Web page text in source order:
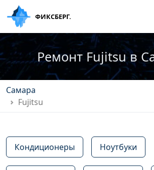
ФИКСБЕРГ.
Ремонт Fujitsu в
Самара
Fujitsu
Кондиционеры Ноутбуки